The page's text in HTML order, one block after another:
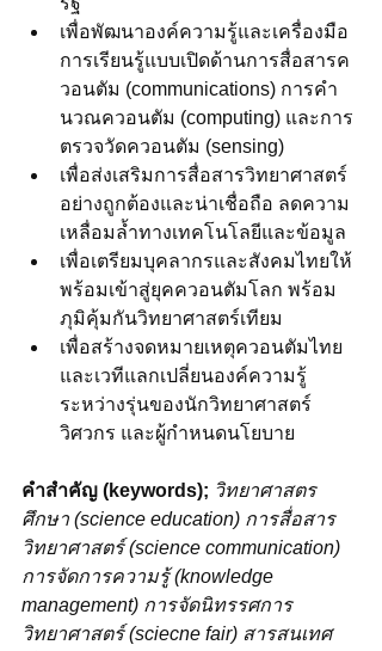
เพื่อพัฒนาองค์ความรู้และเครื่องมือ
การเรียนรู้แบบเปิดด้านการสื่อสารค
วอนตัม (communications) การคำ
นวณควอนตัม (computing) และการ
ตรวจวัดควอนตัม (sensing)
เพื่อส่งเสริมการสื่อสารวิทยาศาสตร์
อย่างถูกต้องและน่าเชื่อถือ ลดความ
เหลื่อมล้ำทางเทคโนโลยีและข้อมูล
เพื่อเตรียมบุคลากรและสังคมไทยให้
พร้อมเข้าสู่ยุคควอนตัมโลก พร้อม
ภุมิคุ้มกันวิทยาศาสตร์เทียม
เพื่อสร้างจดหมายเหตุควอนตัมไทย
และเวทีแลกเปลี่ยนองค์ความรู้
ระหว่างรุ่นของนักวิทยาศาสตร์
วิศวกร และผู้กำหนดนโยบาย
คำสำคัญ (keywords); วิทยาศาสตร
ศึกษา (science education) การสื่อสาร
วิทยาศาสตร์ (science communication)
การจัดการความรู้ (knowledge
management) การจัดนิทรรศการ
วิทยาศาสตร์ (sciecne fair) สารสนเทศ